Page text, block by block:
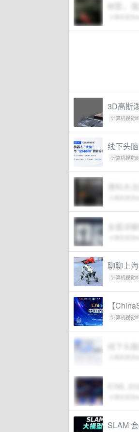
树影，
3D高斯
计算机视觉
线下头
计算机视觉
港科大
全面详
聊聊上
计算机视觉
【
计算机视觉
线下头
ICML
SLAM